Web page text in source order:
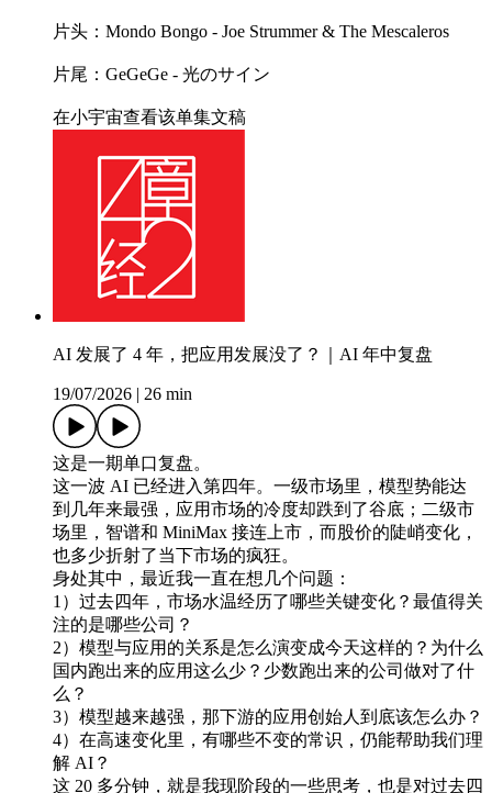
片头：Mondo Bongo - Joe Strummer & The Mescaleros
片尾：GeGeGe - 光のサイン
在小宇宙查看该单集文稿
AI 发展了 4 年，把应用发展没了？｜AI 年中复盘
19/07/2026 26 min
这是一期单口复盘。
这一波 AI 已经进入第四年。一级市场里，模型势能达
到几年来最强，应用市场的冷度却跌到了谷底；二级市
场里，智谱和 MiniMax 接连上市，而股价的陡峭变化，
也多少折射了当下市场的疯狂。
身处其中，最近我一直在想几个问题：
1）过去四年，市场水温经历了哪些关键变化？最值得关
注的是哪些公司？
2）模型与应用的关系是怎么演变成今天这样的？为什么
国内跑出来的应用这么少？少数跑出来的公司做对了什
么？
3）模型越来越强，那下游的应用创始人到底该怎么办？
4）在高速变化里，有哪些不变的常识，仍能帮助我们理
解 AI？
这 20 多分钟，就是我现阶段的一些思考，也是对过去四